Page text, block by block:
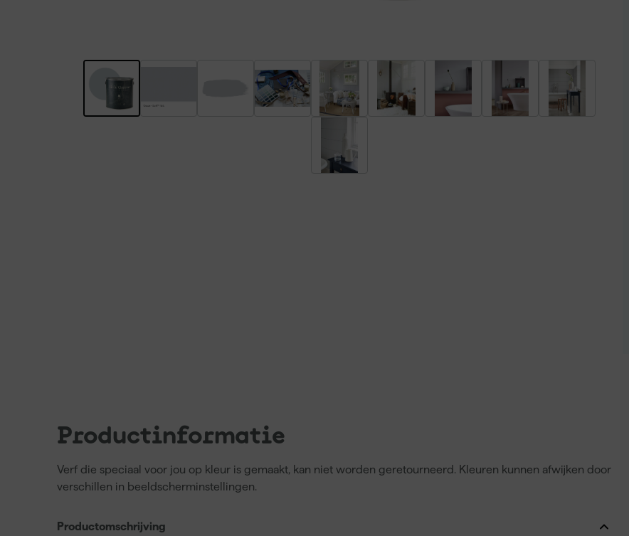
Productinformatie
Verf die speciaal voor jou op kleur is gemaakt, kan niet worden geretourneerd. Kleuren kunnen afwijken door
verschillen in beeldscherminstellingen.
Productomschrijving